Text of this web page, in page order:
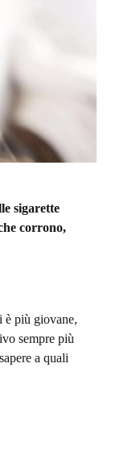
sigarette
corrono,
è più giovane,
sempre più
a quali